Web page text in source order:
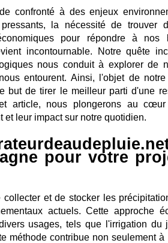
confronté à des enjeux
la nécessité de trouver
pour répondre à nos
incontournable. Notre quête
nous conduit à explorer de
entourent. Ainsi, l'objet de
but de tirer le meilleur parti d'une
article, nous plongerons au
et leur impact sur notre quotidien.
pour votre
collecter et de stocker les
actuels. Cette approche
usages, tels que l'irrigation
méthode contribue non seulement